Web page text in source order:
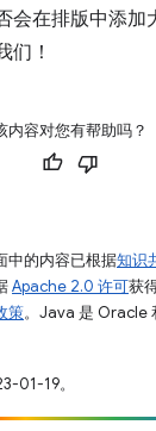
会在排版中添加
们！
内容对您有帮助吗？
中的内容已根据知识
Apache 2.0 许可获
策。Java 是 Oracle
01-19。